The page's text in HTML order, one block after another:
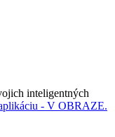
inteligentných
- V OBRAZE.